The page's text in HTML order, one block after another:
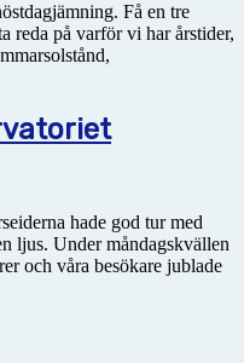
Få en tre
reda på varför vi har årstider,
hade god tur med
ljus. Under måndagskvällen
och våra besökare jublade